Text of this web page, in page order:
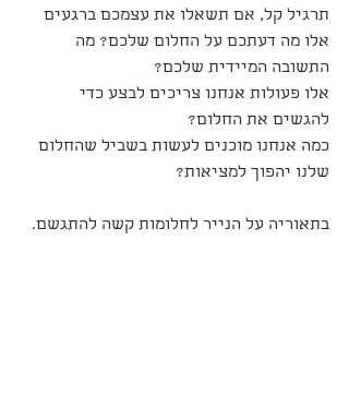
תרגיל קל, אם תשאלו את עצמכם ברגעים
אלו מה דעתכם על החלום שלכם? מה
התשובה המיידית שלכם?
אלו פעולות אנחנו צריכים לבצע כדי
להגשים את החלום?
כמה אנחנו מוכנים לעשות בשביל שהחלום
שלנו יהפוך למציאות?
בתאוריה על הנייר לחלומות קשה להתגשם.